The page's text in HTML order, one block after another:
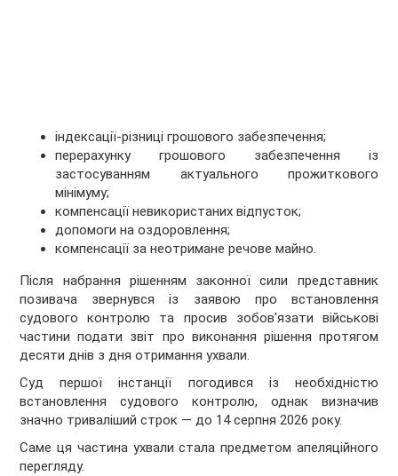
індексації-різниці грошового забезпечення;
перерахунку грошового забезпечення із
застосуванням актуального прожиткового
мінімуму;
компенсації невикористаних відпусток;
допомоги на оздоровлення;
компенсації за неотримане речове майно.
Після набрання рішенням законної сили представник
позивача звернувся із заявою про встановлення
судового контролю та просив зобов'язати військові
частини подати звіт про виконання рішення протягом
десяти днів з дня отримання ухвали.
Суд першої інстанції погодився із необхідністю
встановлення судового контролю, однак визначив
значно триваліший строк — до 14 серпня 2026 року.
Саме ця частина ухвали стала предметом апеляційного
перегляду.